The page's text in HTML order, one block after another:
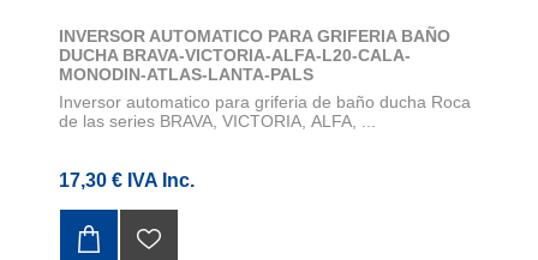
INVERSOR AUTOMATICO PARA GRIFERIA BAÑO
DUCHA BRAVA-VICTORIA-ALFA-L20-CALA-
MONODIN-ATLAS-LANTA-PALS
Inversor automatico para griferia de baño ducha Roca
de las series BRAVA, VICTORIA, ALFA, ...
17,30 € IVA Inc.